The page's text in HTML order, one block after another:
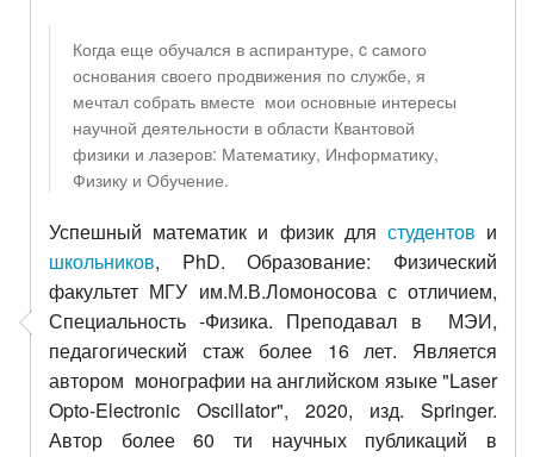
Когда еще обучался в аспирантуре, c самого
основания своего продвижения по службе, я
мечтал собрать вместе мои основные интересы
научной деятельности в области Квантовой
физики и лазеров: Математику, Информатику,
Физику и Обучение.
Успешный математик и физик для студентов и
школьников, PhD. Образование: Физический
факультет МГУ им.М.В.Ломоносова с отличием,
Специальность -Физика. Преподавал в МЭИ,
педагогический стаж более 16 лет. Является
автором монографии на английском языке "Laser
Opto-Electronic Oscillator", 2020, изд. Springer.
Автор более 60 ти научных публикаций в